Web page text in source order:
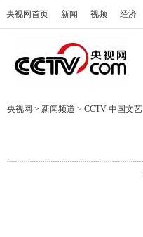
央视网首页 新闻 视频 经济
央视网 > 新闻频道 > CCTV-中国文艺